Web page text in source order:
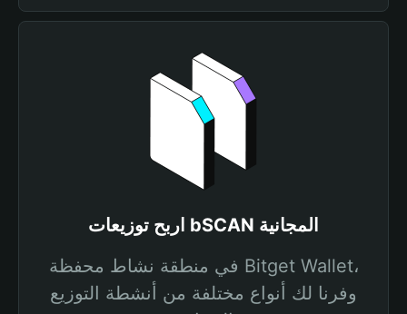
اربح توزيعات bSCAN المجانية
في منطقة نشاط محفظة Bitget Wallet،
وفرنا لك أنواع مختلفة من أنشطة التوزيع